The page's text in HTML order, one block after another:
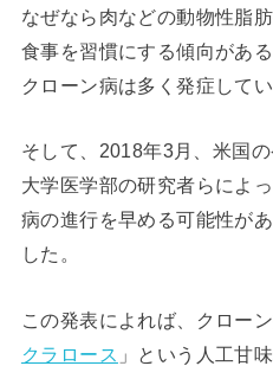
なぜなら肉などの動物性脂
食事を習慣にする傾向があ
クローン病は多く発症してい
そして、2018年3月、米国
大学医学部の研究者らによ
病の進行を早める可能性が
した。
この発表によれば、クロー
クラロース 」という人工甘